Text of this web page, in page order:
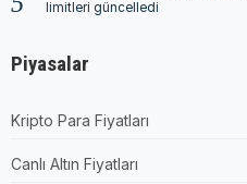
limitleri güncelledi
Piyasalar
Kripto Para Fiyatları
Canlı Altın Fiyatları